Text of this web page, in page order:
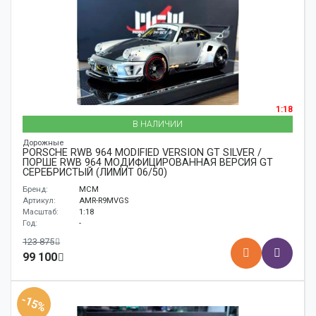
1:18
В НАЛИЧИИ
Дорожные
PORSCHE RWB 964 MODIFIED VERSION GT SILVER /
ПОРШЕ RWB 964 МОДИФИЦИРОВАННАЯ ВЕРСИЯ GT
СЕРЕБРИСТЫЙ (ЛИМИТ 06/50)
Бренд:
MCM
Артикул:
AMR-R9MVGS
Масштаб:
1:18
Год:
-
123 875
99 100
-15%